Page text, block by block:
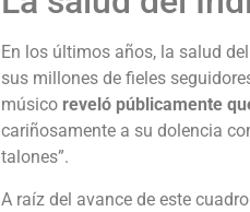
En los últimos años, la salud
sus millones de fieles
músico reveló públicamente
cariñosamente a su dolencia
talones”.
A raíz del avance de este